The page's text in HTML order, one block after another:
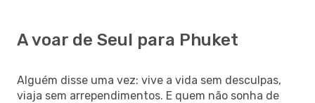
A voar de Seul para Phuket
Alguém disse uma vez: vive a vida sem desculpas,
viaja sem arrependimentos. E quem não sonha de